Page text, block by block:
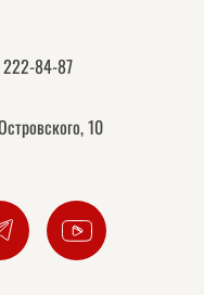
84-87
10